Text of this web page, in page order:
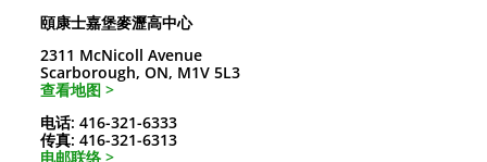
頤康士嘉堡麥瀝高中心
2311 McNicoll Avenue
Scarborough, ON, M1V 5L3
查看地图 >
电话: 416-321-6333
传真: 416-321-6313
电邮联络 >